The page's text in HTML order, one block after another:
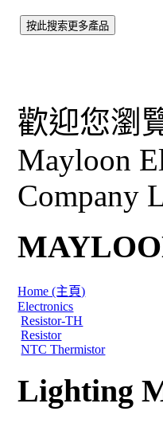
歡迎您瀏
Mayloon
Company
Home (主頁)
Electronics
Resistor-TH
Resistor
NTC Thermistor
Lighting